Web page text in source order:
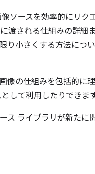
ソースを効率的にリク
渡される仕組みの詳細
り小さくする方法につ
像の仕組みを包括的に
して利用したりできます
ス ライブラリが新たに